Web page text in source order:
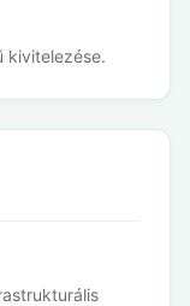
kivitelezése.